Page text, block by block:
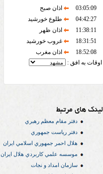
03:05:09
اذان صبح
04:42:27
طلوع خورشید
11:38:11
اذان ظهر
18:31:51
غروب خورشید
18:52:08
اذان مغرب
اوقات به افق :
لینک های مرتبط
دفتر مقام معظم رهبري
دفتر رياست جمهوري
هلال احمر جمهوري اسلامي ايران
موسسه علمي كاربردي هلال ایران
سازمان امداد و نجات